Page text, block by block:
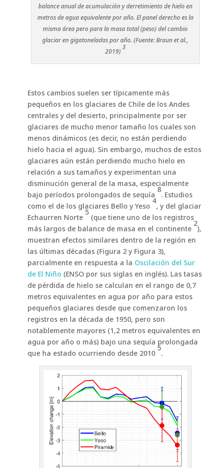
balance anual de acumulación y derretimiento de hielo en
metros de agua equivalente por año. El panel derecho es la
misma área pero para la masa total (peso) del cambio
glaciar en gigatoneladas por año. (Fuente: Braun et al.,
2019)
3
Estos cambios suelen ser típicamente más
pequeños en los glaciares de Chile de los Andes
centrales y del desierto, principalmente por ser
glaciares de mucho menor tamaño los cuales son
menos dinámicos (es decir, no están perdiendo
hielo hacia el agua). Sin embargo, muchos de estos
glaciares aún están perdiendo mucho hielo en
relación a sus tamaños y experimentan una
disminución general de la masa, especialmente
bajo períodos prolongados de sequía
8
. Estudios
como el de los glaciares Bello y Yeso
4
, y del glaciar
Echaurren Norte
5
(que tiene uno de los registros
más largos de balance de masa en el continente
2
),
muestran efectos similares dentro de la región en
las últimas décadas (Figura 2 y Figura 3),
parcialmente en respuesta a la Oscilación del Sur
de El Niño (ENSO por sus siglas en inglés). Las tasas
de pérdida de hielo se calculan en el rango de 0,7
metros equivalentes en agua por año para estos
pequeños glaciares desde que comenzaron los
registros en la década de 1950, pero son
notablemente mayores (1,2 metros equivalentes en
agua por año o más) bajo una sequía prolongada
que ha estado ocurriendo desde 2010
5
.